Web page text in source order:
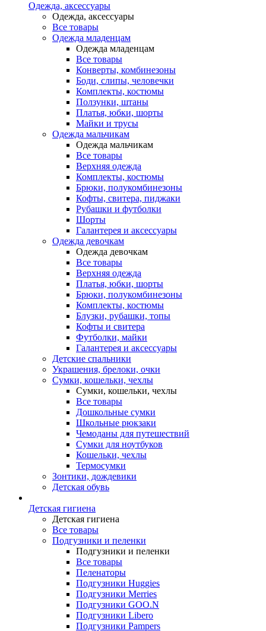
Одежда, аксессуары
Одежда, аксессуары
Все товары
Одежда младенцам
Одежда младенцам
Все товары
Конверты, комбинезоны
Боди, слипы, человечки
Комплекты, костюмы
Ползунки, штаны
Платья, юбки, шорты
Майки и трусы
Одежда мальчикам
Одежда мальчикам
Все товары
Верхняя одежда
Комплекты, костюмы
Брюки, полукомбинезоны
Кофты, свитера, пиджаки
Рубашки и футболки
Шорты
Галантерея и аксессуары
Одежда девочкам
Одежда девочкам
Все товары
Верхняя одежда
Платья, юбки, шорты
Брюки, полукомбинезоны
Комплекты, костюмы
Блузки, рубашки, топы
Кофты и свитера
Футболки, майки
Галантерея и аксессуары
Детские спальники
Украшения, брелоки, очки
Сумки, кошельки, чехлы
Сумки, кошельки, чехлы
Все товары
Дошкольные сумки
Школьные рюкзаки
Чемоданы для путешествий
Сумки для ноутбуков
Кошельки, чехлы
Термосумки
Зонтики, дождевики
Детская обувь
Детская гигиена
Детская гигиена
Все товары
Подгузники и пеленки
Подгузники и пеленки
Все товары
Пеленаторы
Подгузники Huggies
Подгузники Merries
Подгузники GOO.N
Подгузники Libero
Подгузники Pampers